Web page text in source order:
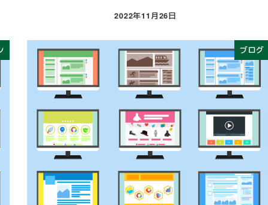
投稿日
2022年11月26日
ブログ